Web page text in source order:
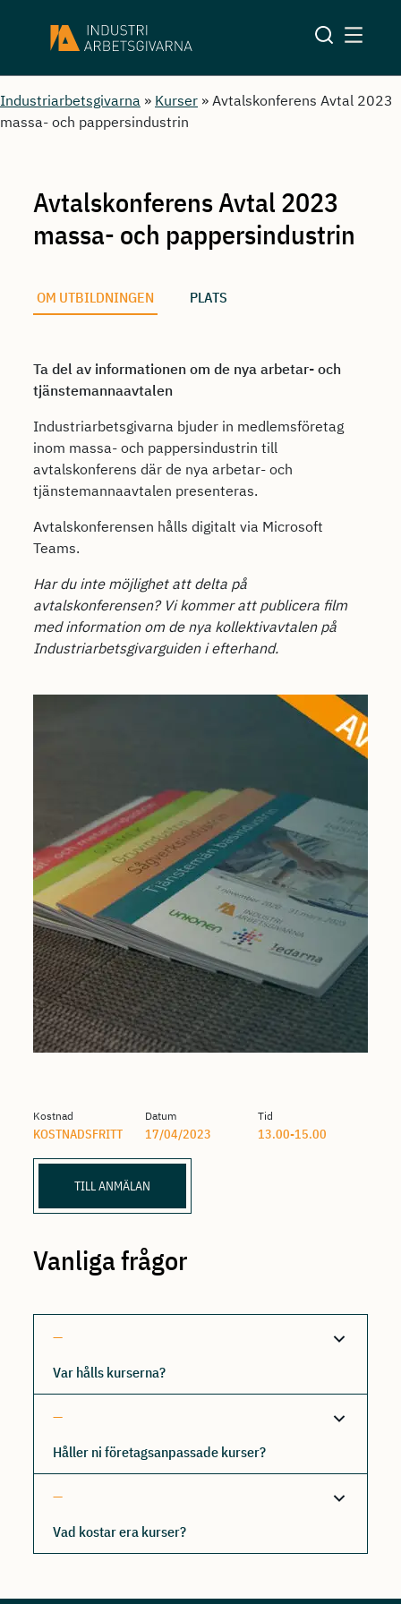
Industriarbetsgivarna » Kurser » Avtalskonferens Avtal 2023
massa- och pappersindustrin
Avtalskonferens Avtal 2023
massa- och pappersindustrin
OM UTBILDNINGEN PLATS
Ta del av informationen om de nya arbetar- och
tjänstemannaavtalen
Industriarbetsgivarna bjuder in medlemsföretag
inom massa- och pappersindustrin till
avtalskonferens där de nya arbetar- och
tjänstemannaavtalen presenteras.
Avtalskonferensen hålls digitalt via Microsoft
Teams.
Har du inte möjlighet att delta på
avtalskonferensen? Vi kommer att publicera film
med information om de nya kollektivavtalen på
Industriarbetsgivarguiden i efterhand.
Kostnad
KOSTNADSFRITT
Datum
17/04/2023
Tid
13.00-15.00
TILL ANMÄLAN
Vanliga frågor
Var hålls kurserna?
Håller ni företagsanpassade kurser?
Vad kostar era kurser?